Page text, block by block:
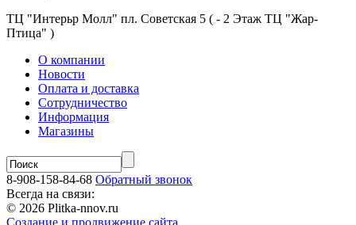
ТЦ "Интерьр Молл" пл. Советская 5 ( - 2 Этаж ТЦ "Жар-
Птица" )
О компании
Новости
Оплата и доставка
Сотрудничество
Информация
Магазины
8-908-158-84-68 Обратный звонок
Всегда на связи:
© 2026 Plitka-nnov.ru